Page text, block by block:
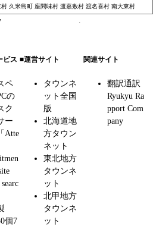
村 久米島町 座間味村 渡嘉敷村 渡名喜村 南大東村
.
ビス
ペ
の
ク
ー
Atte
searc
個7
■運営サイト
タウンネ
ット全国
版
北海道地
方タウン
ネット
東北地方
タウンネ
ット
北甲地方
タウンネ
ット
関連サイト
翻訳通訳
Ryukyu Ra
pport Com
pany